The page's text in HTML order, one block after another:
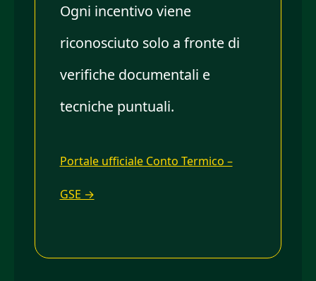
Ogni incentivo viene
riconosciuto solo a fronte di
verifiche documentali e
tecniche puntuali.
Portale ufficiale Conto Termico –
GSE →